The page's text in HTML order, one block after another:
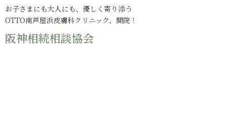
お子さまにも大人にも、優しく寄り添う
OTTO南芦屋浜皮膚科クリニック、開院！
阪神相続相談協会